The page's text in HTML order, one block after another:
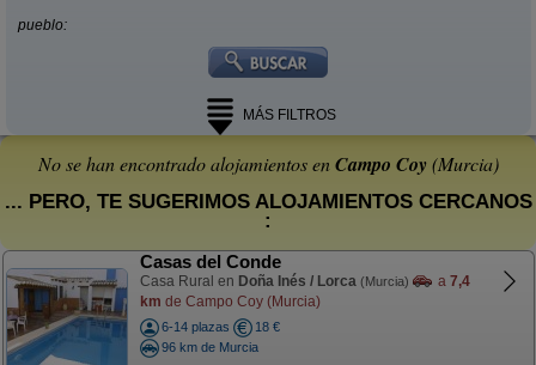
pueblo:
MÁS FILTROS
No se han encontrado alojamientos enCampo Coy(Murcia)
... PERO, TE SUGERIMOS ALOJAMIENTOS CERCANOS
:
Casas del Conde
Casa Rural en Doña Inés / Lorca (Murcia) a 7,4
km de Campo Coy (Murcia)
6-14 plazas
18 €
96 km de Murcia